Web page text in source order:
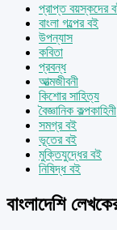
প্রাপ্ত বয়স্কদের
বাংলা গল্পের বই
উপন্যাস
কবিতা
প্রবন্ধ
আত্মজীবনী
কিশোর সাহিত্য
বৈজ্ঞানিক কল্পকাহিনী
সমগ্র বই
ভূতের বই
মুক্তিযুদ্ধের বই
নিষিদ্ধ বই
বাংলাদেশি